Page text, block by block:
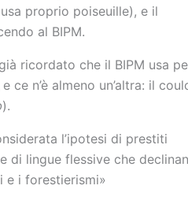
proprio poiseuille), e il
al BIPM.
ricordato che il BIPM usa
ce n’è almeno un’altra: il
).
l’ipotesi di prestiti
lingue flessive che
e i forestierismi»